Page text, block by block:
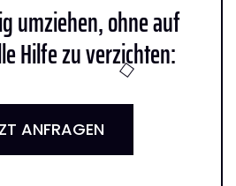
umziehen, ohne auf
Hilfe zu verzichten:
ANFRAGEN